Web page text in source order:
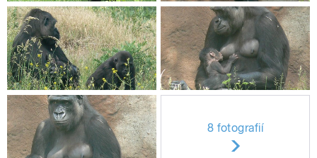
8 fotografií